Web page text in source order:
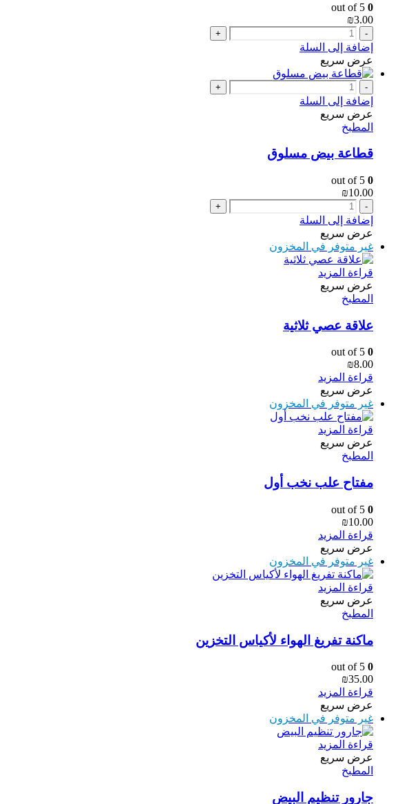
0
₪3.00
-
+
إضافة إلى السلة
عرض سريع
-
+
إضافة إلى السلة
عرض سريع
المطبخ
قطاعة بيض مسلوق
0
₪10.00
-
+
إضافة إلى السلة
عرض سريع
غير متوفر في المخزون
قراءة المزيد
عرض سريع
المطبخ
علاقة عصي ثلاثية
0
₪8.00
قراءة المزيد
عرض سريع
غير متوفر في المخزون
قراءة المزيد
عرض سريع
المطبخ
مفتاح علب نخب أول
0
₪10.00
قراءة المزيد
عرض سريع
غير متوفر في المخزون
قراءة المزيد
عرض سريع
المطبخ
ماكنة تفريغ الهواء لأكياس التخزين
0
₪35.00
قراءة المزيد
عرض سريع
غير متوفر في المخزون
قراءة المزيد
عرض سريع
المطبخ
جارور تنظيم البيض